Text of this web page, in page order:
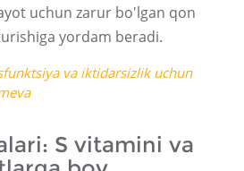
uchun zarur bo'lgan qon
yordam beradi.
va iktidarsizlik uchun
S vitamini va